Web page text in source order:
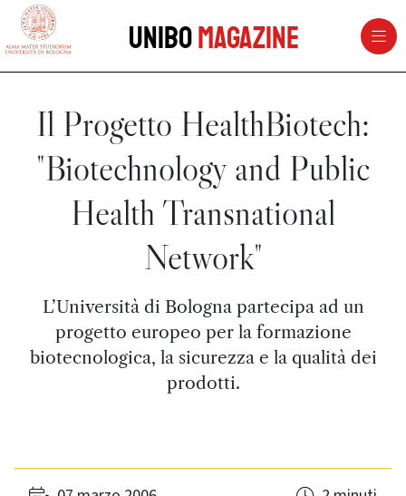
vai al contenuto della pagina
UniboMagazine
Il Progetto HealthBiotech:
"Biotechnology and Public
Health Transnational
Network"
L’Università di Bologna partecipa ad un
progetto europeo per la formazione
biotecnologica, la sicurezza e la qualità dei
prodotti.